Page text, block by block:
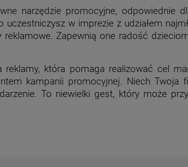
narzędzie promocyjne, odpowiednie
uczestniczysz w imprezie z udziałem
Zapewnią one radość
która pomaga realizować cel
kampanii promocyjnej. Niech
To niewielki gest, który może